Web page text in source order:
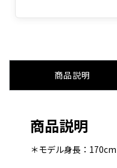
商品説明
商品説明
＊モデル身長：170cm